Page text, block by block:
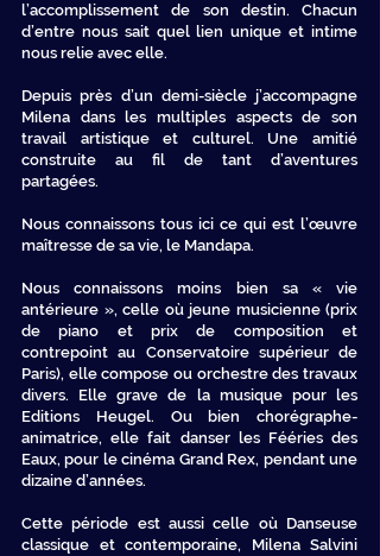
l’accomplissement de son destin. Chacun
d’entre nous sait quel lien unique et intime
nous relie avec elle.
Depuis près d’un demi-siècle j’accompagne
Milena dans les multiples aspects de son
travail artistique et culturel. Une amitié
construite au fil de tant d’aventures
partagées.
Nous connaissons tous ici ce qui est l’œuvre
maîtresse de sa vie, le Mandapa.
Nous connaissons moins bien sa « vie
antérieure », celle où jeune musicienne (prix
de piano et prix de composition et
contrepoint au Conservatoire supérieur de
Paris), elle compose ou orchestre des travaux
divers. Elle grave de la musique pour les
Editions Heugel. Ou bien chorégraphe-
animatrice, elle fait danser les Fééries des
Eaux, pour le cinéma Grand Rex, pendant une
dizaine d’années.
Cette période est aussi celle où Danseuse
classique et contemporaine, Milena Salvini